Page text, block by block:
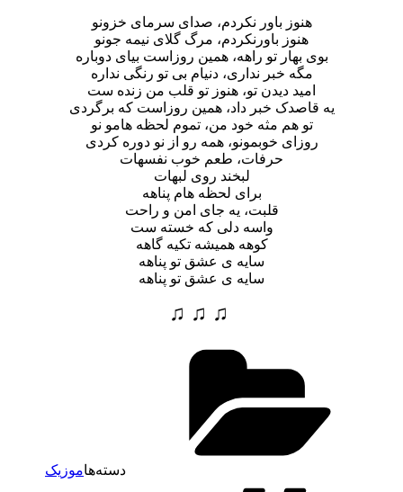
هنوز باور نکردم، صدای سرمای خزونو
هنوز باور‌نکردم، مرگ گلای نیمه جونو
بوی بهار تو راهه، همین روزاست بیای دوباره
مگه خبر نداری، دنیام بی تو رنگی نداره
امید دیدن تو، هنوز تو قلب من زنده ست
یه قاصدک خبر داد، همین روزاست که برگردی
تو هم مثه خود من، تموم لحظه هامو نو
روزای خوبمونو، همه رو از نو دوره کردی
حرفات، طعم خوب نفسهات
لبخند روی لبهات
برای لحظه هام پناهه
قلبت، یه جای امن و راحت
واسه دلی که خسته ست
کوهه همیشه تکیه گاهه
سایه ی عشق تو پناهه
سایه ی عشق تو پناهه
♫ ♫ ♫
دسته‌هاموزیک